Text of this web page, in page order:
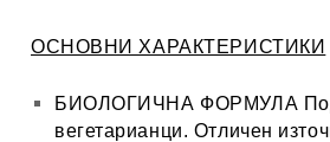
ОСНОВНИ ХАРАКТЕРИСТИКИ
БИОЛОГИЧНА ФОРМУЛА
вегетарианци. Отличен